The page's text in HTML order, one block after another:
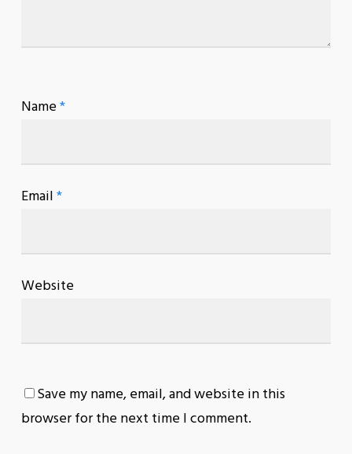
Name*
Email*
Website
Save my name, email, and website in this
browser for the next time I comment.